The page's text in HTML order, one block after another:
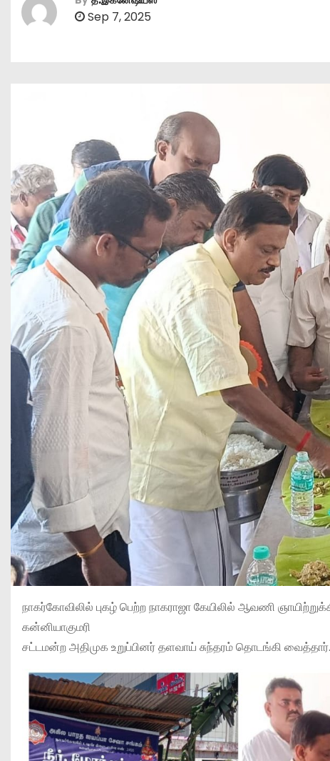
Sep 7, 2025
நாகர்கோவிலில் புகழ் பெற்ற நாகராஜா கேயிலில் ஆவணி
கன்னியாகுமரி
சட்டமன்ற அதிமுக உறுப்பினர் தளவாய் சுந்தரம் தொடங்கி வைத்தார்.